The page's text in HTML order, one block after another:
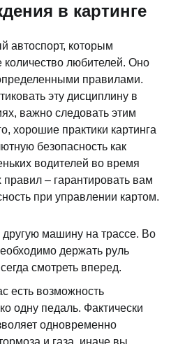
в картинге
автоспорт, которым
любителей. Оно
правилами.
эту дисциплину в
важно следовать этим
хорошие практики картинга
безопасность как
водителей во время
– гарантировать вам
при управлении картом.
другую машину на трассе. Во
держать руль
смотреть вперед.
есть возможность
одну педаль. Фактически
одновременно
и газа, иначе вы